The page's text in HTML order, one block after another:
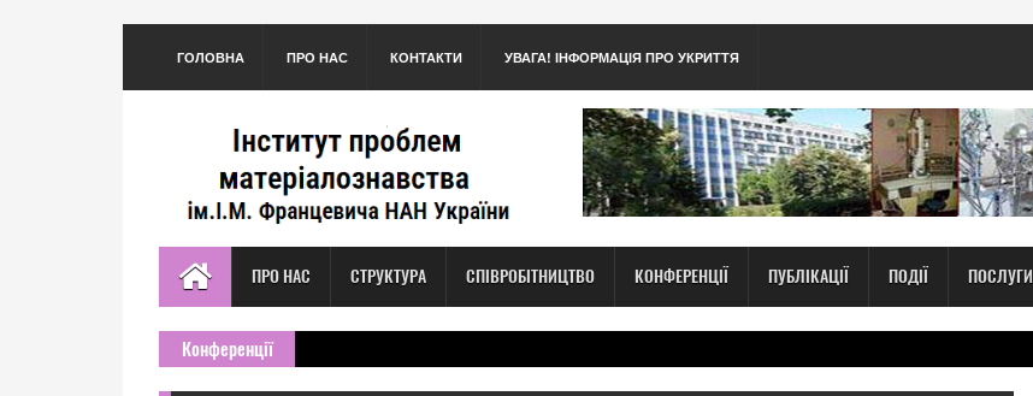
ГОЛОВНА ПРО НАС КОНТАКТИ УВАГА! ІНФОРМАЦІЯ ПРО УКРИТТЯ
ПРО НАС СТРУКТУРА СПІВРОБІТНИЦТВО КОНФЕРЕНЦІЇ ПУБЛІКАЦІЇ ПОДІЇ ПОСЛУГИ
Конференції